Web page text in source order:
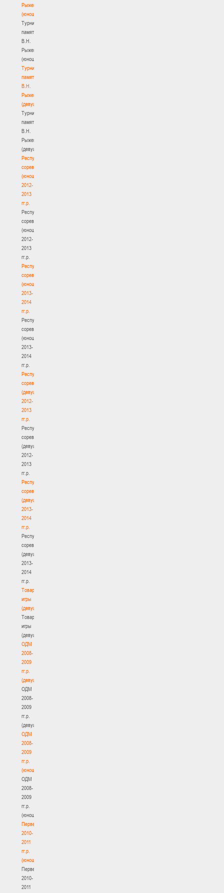
Рыженкова
(юноши)
Турнир
памяти
В.Н.
Рыженкова
(юноши)
Турнир
памяти
В.Н.
Рыженкова
(девушки)
Турнир
памяти
В.Н.
Рыженкова
(девушки)
Республиканские
соревнования
(юноши)
2012-
2013
гг.р.
Республиканские
соревнования
(юноши)
2012-
2013
гг.р.
Республиканские
соревнования
(юноши)
2013-
2014
гг.р.
Республиканские
соревнования
(юноши)
2013-
2014
гг.р.
Республиканские
соревнования
(девушки)
2012-
2013
гг.р.
Республиканские
соревнования
(девушки)
2012-
2013
гг.р.
Республиканские
соревнования
(девушки)
2013-
2014
гг.р.
Республиканские
соревнования
(девушки)
2013-
2014
гг.р.
Товарищеские
игры
(девушки)
Товарищеские
игры
(девушки)
ОДМ
2008-
2009
гг.р.
(девушки)
ОДМ
2008-
2009
гг.р.
(девушки)
ОДМ
2008-
2009
гг.р.
(юноши)
ОДМ
2008-
2009
гг.р.
(юноши)
Первенство
2010-
2011
гг.р.
(юноши)
Первенство
2010-
2011